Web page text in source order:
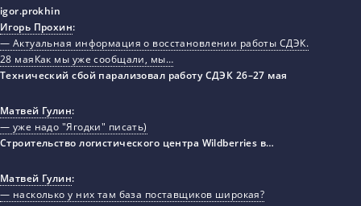
Игорь Прохин:
— Актуальная информация о восстановлении работы СДЭК.
28 маяКак мы уже сообщали, мы…
Технический сбой парализовал работу СДЭК 26–27 мая
Матвей Гулин:
— уже надо "Ягодки" писать)
Строительство логистического центра Wildberries в…
Матвей Гулин:
— насколько у них там база поставщиков широкая?